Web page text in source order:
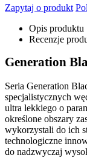
Zapytaj o produkt
Opis produktu
Recenzje
Generation
Seria Generation
specjalistycznych
ultra lekkiego o
określone obszary
wykorzystali do ich
technologiczne
do nadzwyczaj